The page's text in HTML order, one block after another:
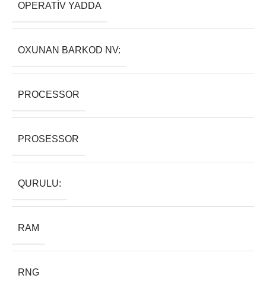
OPERATIV YADDA
OXUNAN BARKOD NV:
PROCESSOR
PROSESSOR
QURULU:
RAM
RNG